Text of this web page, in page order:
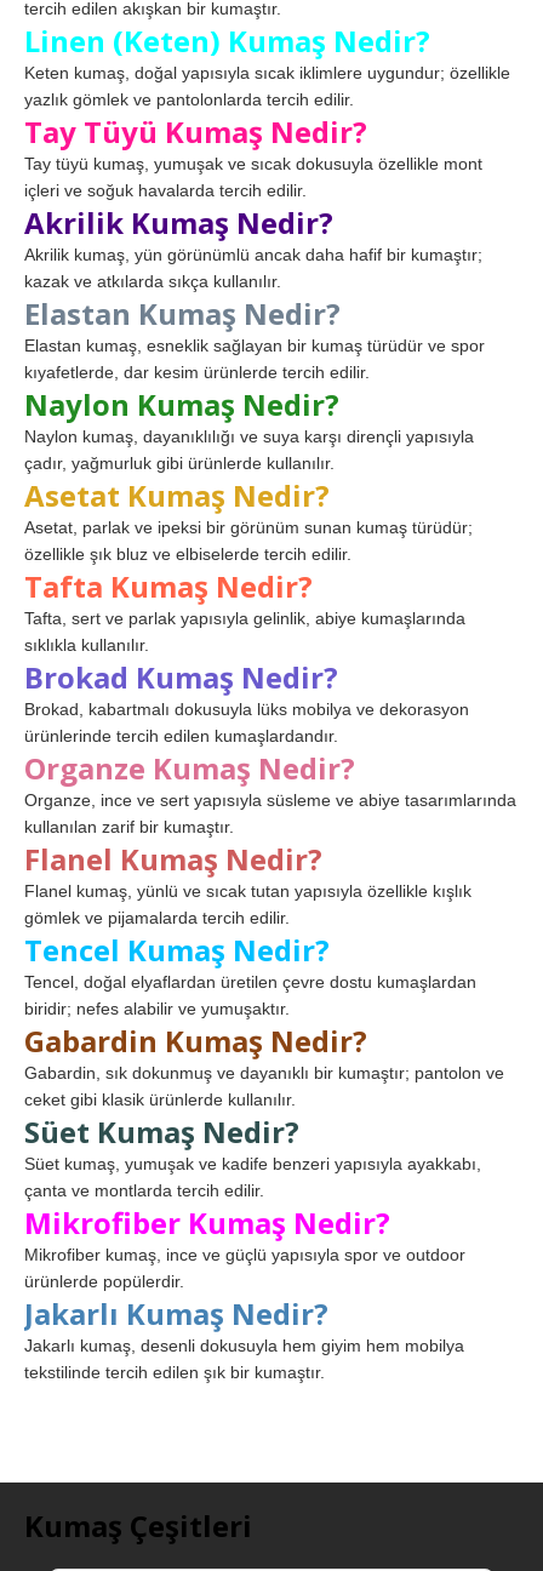
tercih edilen akışkan bir kumaştır.
Linen (Keten) Kumaş Nedir?
Keten kumaş, doğal yapısıyla sıcak iklimlere uygundur; özellikle
yazlık gömlek ve pantolonlarda tercih edilir.
Tay Tüyü Kumaş Nedir?
Tay tüyü kumaş, yumuşak ve sıcak dokusuyla özellikle mont
içleri ve soğuk havalarda tercih edilir.
Akrilik Kumaş Nedir?
Akrilik kumaş, yün görünümlü ancak daha hafif bir kumaştır;
kazak ve atkılarda sıkça kullanılır.
Elastan Kumaş Nedir?
Elastan kumaş, esneklik sağlayan bir kumaş türüdür ve spor
kıyafetlerde, dar kesim ürünlerde tercih edilir.
Naylon Kumaş Nedir?
Naylon kumaş, dayanıklılığı ve suya karşı dirençli yapısıyla
çadır, yağmurluk gibi ürünlerde kullanılır.
Asetat Kumaş Nedir?
Asetat, parlak ve ipeksi bir görünüm sunan kumaş türüdür;
özellikle şık bluz ve elbiselerde tercih edilir.
Tafta Kumaş Nedir?
Tafta, sert ve parlak yapısıyla gelinlik, abiye kumaşlarında
sıklıkla kullanılır.
Brokad Kumaş Nedir?
Brokad, kabartmalı dokusuyla lüks mobilya ve dekorasyon
ürünlerinde tercih edilen kumaşlardandır.
Organze Kumaş Nedir?
Organze, ince ve sert yapısıyla süsleme ve abiye tasarımlarında
kullanılan zarif bir kumaştır.
Flanel Kumaş Nedir?
Flanel kumaş, yünlü ve sıcak tutan yapısıyla özellikle kışlık
gömlek ve pijamalarda tercih edilir.
Tencel Kumaş Nedir?
Tencel, doğal elyaflardan üretilen çevre dostu kumaşlardan
biridir; nefes alabilir ve yumuşaktır.
Gabardin Kumaş Nedir?
Gabardin, sık dokunmuş ve dayanıklı bir kumaştır; pantolon ve
ceket gibi klasik ürünlerde kullanılır.
Süet Kumaş Nedir?
Süet kumaş, yumuşak ve kadife benzeri yapısıyla ayakkabı,
çanta ve montlarda tercih edilir.
Mikrofiber Kumaş Nedir?
Mikrofiber kumaş, ince ve güçlü yapısıyla spor ve outdoor
ürünlerde popülerdir.
Jakarlı Kumaş Nedir?
Jakarlı kumaş, desenli dokusuyla hem giyim hem mobilya
tekstilinde tercih edilen şık bir kumaştır.
Kumaş Çeşitleri